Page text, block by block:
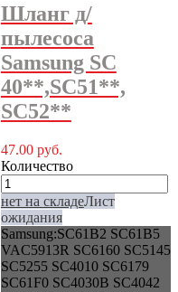
Шланг д/
пылесоса
Samsung SC
40**,SC51**,
SC52**
47.00 руб.
Количество
нет на складеЛист
ожидания
Samsung:SC61B2 SC61B5
VAC5913R SC6160 SC5145
SC5255 SC4010 SC6179
SC61F0 SC4030B SC4042